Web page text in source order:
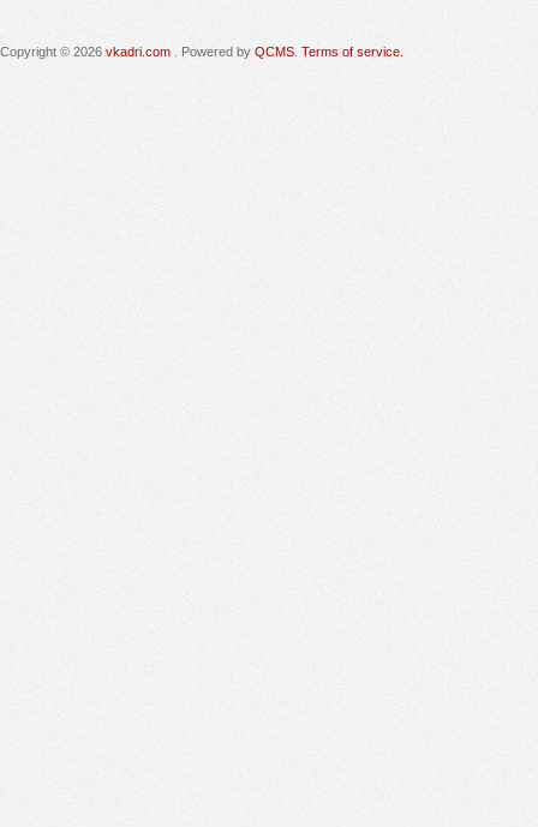
Copyright © 2026 vkadri.com . Powered by QCMS Terms of service.